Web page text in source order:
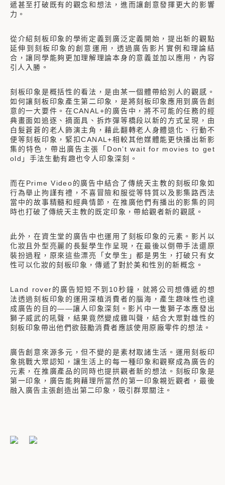
遞甚至打破既有的觀念和想法，進而讓創意發揮更大的影響
力。
從介紹刻板印象的學術定義到廣泛定義開始，提出新的觀點
延伸到刻板印象的創意運用，透過廣告影片實例和理論結
合，讓同學能夠更加理解理論本身的意義並加以應用，內容
引人入勝。
刻板印象是概括性的看法，是由某一個體帶給別人的觀感。
如何讓刻板印象產生第二印象，是將刻板印象應用到廣告創
意的一大要件。在CANAL+的廣告中，將不可能的任務的經
典畫面如追逐、摘面具、拆炸彈等橋段以新的方式呈現，由
白髮蒼蒼的老人飾演主角，藉此翻轉老人身體退化、行動不
便等刻板印象，緊扣CANAL+相較其他媒體能更快播出新影
集的特色，帶出廣告主張「Don’t wait for movies to get
old」手法生動有趣也令人印象深刻。
而在Prime Video的廣告中結合了傳統天主教的刻板印象如
行為舉止拘謹有禮，不喜冒險和服從等特質以及影集路西法
當中的故事精髓和經典情節，在推廣他們有播出的影集的同
時也打破了傳統天主教的既定印象，帶給觀者新的觀感。
此外，在資生堂的廣告中也運用了刻板印象的元素。影片以
化妝且外型亮麗的長髮學生作呈現，在最後以倒帶手法還原
裝扮過程，原來這些漂亮「女學生」都是男生，打破只有女
性可以化妝的刻板印象，傳遞了對於美和性別的新概念。
Land rover的廣告短短不到10秒鐘，就將公司想傳遞的想
法透過刻板印象的運用深植消費者的腦海，產生趣味性也達
成廣告的目的——讓人印象深刻。影片中一隻獅子本應發出
獅子威武的吼聲，結果竟然變成雞叫聲，結合大眾對雄性的
刻板印象帶出他們欲鼓勵消費者應該使用原廠零件的想法。
廣告創意來源多元，但不變的是素材取諸生活。運用刻板印
象挑戰大眾認知，讓生活上的每一種印象和觀察成為廣告的
元素，在推廣產品的同時也提拱觀者新的想法。刻板印象是
第一印象，廣告能夠藉理所當然的第一印象親近觀者，最後
融入廣告主張創造出第二印象，吸引群眾關注。